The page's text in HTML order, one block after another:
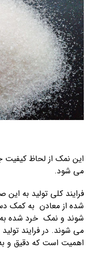
این نمک از لحاظ
می شود.
فرایند کلی تولید به
شده از معادن به کمک
شوند و نمک خرد شده
می شوند. در فرایند
اهمیت است که دقیق و